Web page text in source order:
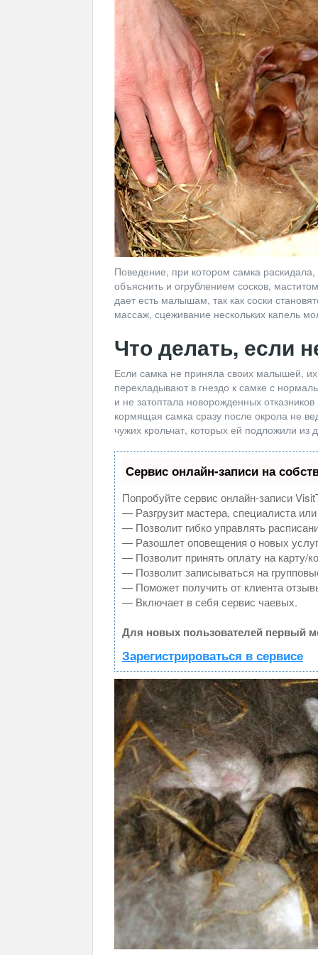
Поведение, при котором самка
объяснить и огрублением сосков,
дает есть малышам, так как соски
массаж, сцеживание нескольких капель
Что делать, если
Если самка не приняла своих малышей,
перекладывают в гнездо к самке с
и не затоптала новорожденных
кормящая самка сразу после окрола не
чужих крольчат, которых ей подложили из
Сервис онлайн-записи на
Попробуйте сервис онлайн-записи
— Разгрузит мастера, специалиста
— Позволит гибко управлять
— Разошлет оповещения о новых
— Позволит принять оплату на карту/
— Позволит записываться на
— Поможет получить от клиента
— Включает в себя сервис чаевых.
Для новых пользователей первый
Зарегистрироваться в сервисе